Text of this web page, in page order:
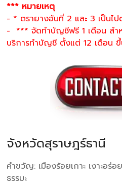
*** หมายเหตุ
- * ตรายางอันที่ 2 และ 3 เป็นไ
- *** จัดทำบัญชีฟรี 1 เดือน สำ
บริการทำบัญชี ตั้งแต่ 12 เดือน ขึ้
จังหวัดสุราษฎร์ธานี
คำขวัญ: เมืองร้อยเกาะ เงาะอ
ธรรมะ